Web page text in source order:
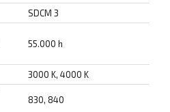
SDCM 3
55.000 h
3000 K, 4000 K
830, 840